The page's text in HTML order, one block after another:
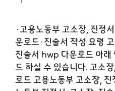
·고용노동부 고소장, 진정
운로드·진술서 작성 요령
진술서 hwp 다운로드 아래
드 하실 수 있습니다. 고소
로드 고용노동부 고소장,